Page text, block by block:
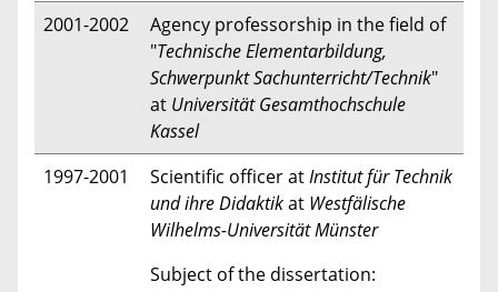
2001-2002
Agency professorship in the field of
"Technische Elementarbildung,
Schwerpunkt Sachunterricht/Technik"
at Universität Gesamthochschule
Kassel
1997-2001
Scientific officer atInstitut für Technik
und ihre Didaktikat Westfälische
Wilhelms-Universität Münster
Subject of the dissertation: